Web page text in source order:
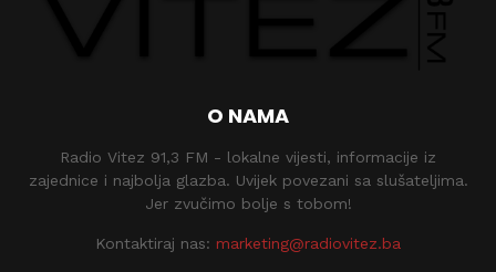
O NAMA
Radio Vitez 91,3 FM - lokalne vijesti, informacije iz
zajednice i najbolja glazba. Uvijek povezani sa slušateljima.
Jer zvučimo bolje s tobom!
Kontaktiraj nas: marketing@radiovitez.ba